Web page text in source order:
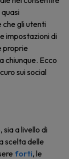
gli utenti
impostazioni di
proprie
chiunque. Ecco
sui social
a livello di
scelta delle
forti, le